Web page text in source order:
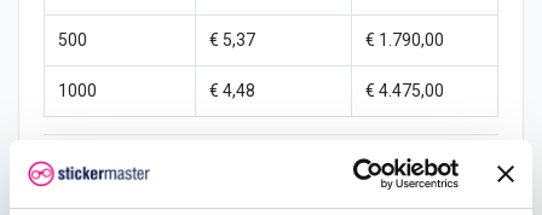
500 € 5,37 € 1.790,00
1000 € 4,48 € 4.475,00